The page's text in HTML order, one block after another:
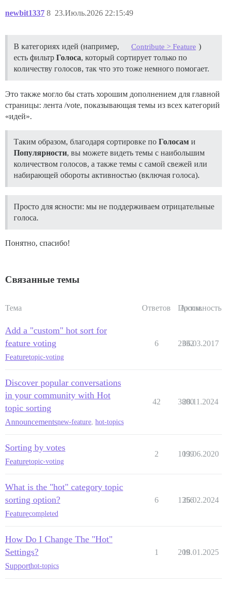
newbit1337 23.Июль.2026 22:15:49
8
В категориях идей (например, Contribute > Feature )
есть фильтр Голоса, который сортирует только по
количеству голосов, так что это тоже немного помогает.
Это также могло бы стать хорошим дополнением для главной
страницы: лента /vote, показывающая темы из всех категорий
«идей».
Таким образом, благодаря сортировке по Голосам и
Популярности, вы можете видеть темы с наибольшим
количеством голосов, а также темы с самой свежей или
набирающей обороты активностью (включая голоса).
Просто для ясности: мы не поддерживаем отрицательные
голоса.
Понятно, спасибо!
Связанные темы
Тема Ответов Просм.
Активность
Add a "custom" hot sort for
feature voting
Featuretopic-voting
6 2332
06.03.2017
Discover popular conversations
in your community with Hot
topic sorting
Announcementsnew-feature, hot-topics
42 3800
28.11.2024
Sorting by votes
Featuretopic-voting
2 1099
13.06.2020
What is the "hot" category topic
sorting option?
Featurecompleted
6 1356
26.02.2024
How Do I Change The "Hot"
Settings?
Supporthot-topics
1 209
18.01.2025